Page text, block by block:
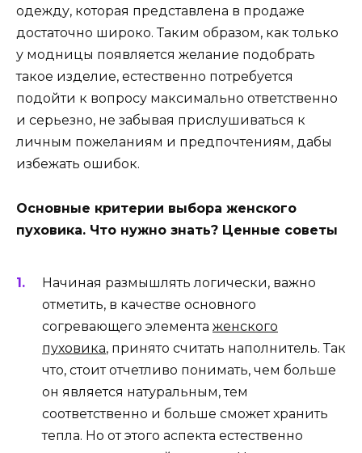
одежду, которая представлена в продаже
достаточно широко. Таким образом, как только
у модницы появляется желание подобрать
такое изделие, естественно потребуется
подойти к вопросу максимально ответственно
и серьезно, не забывая прислушиваться к
личным пожеланиям и предпочтениям, дабы
избежать ошибок.
Основные критерии выбора женского
пуховика. Что нужно знать? Ценные советы
Начиная размышлять логически, важно
отметить, в качестве основного
согревающего элемента женского
пуховика, принято считать наполнитель. Так
что, стоит отчетливо понимать, чем больше
он является натуральным, тем
соответственно и больше сможет хранить
тепла. Но от этого аспекта естественно